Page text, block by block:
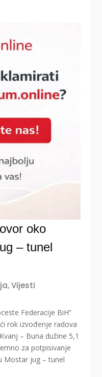
oko
– tunel
,Vijesti
Federacije BiH”
rok izvođenje radova
– Buna dužine 5,1
za potpisivanje
Mostar jug – tunel